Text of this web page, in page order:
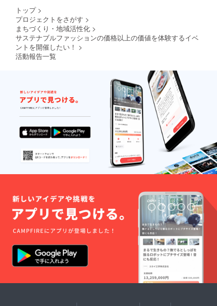
トップ >
プロジェクトをさがす >
まちづくり・地域活性化 >
サステナブルファッションの価格以上の価値を体験するイベ
ントを開催したい！ >
活動報告一覧